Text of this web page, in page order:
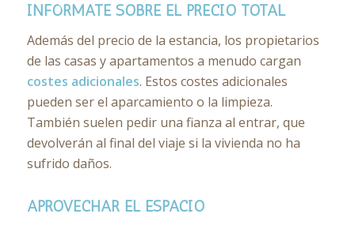
INFÓRMATE SOBRE EL PRECIO TOTAL
Además del precio de la estancia, los propietarios
de las casas y apartamentos a menudo cargan
costes adicionales. Estos costes adicionales
pueden ser el aparcamiento o la limpieza.
También suelen pedir una fianza al entrar, que
devolverán al final del viaje si la vivienda no ha
sufrido daños.
APROVECHAR EL ESPACIO